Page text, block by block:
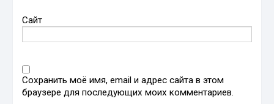
Сайт
Сохранить моё имя, email и адрес сайта в этом
браузере для последующих моих комментариев.